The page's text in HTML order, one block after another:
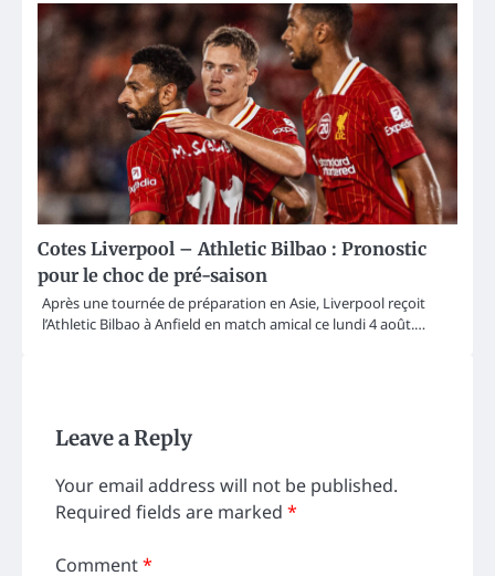
Cotes Liverpool – Athletic Bilbao : Pronostic
pour le choc de pré-saison
Après une tournée de préparation en Asie, Liverpool reçoit
l’Athletic Bilbao à Anfield en match amical ce lundi 4 août.…
Leave a Reply
Your email address will not be published.
Required fields are marked *
Comment*